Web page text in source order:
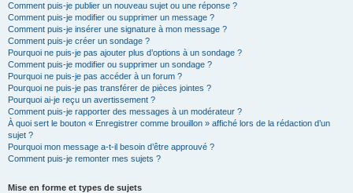
Comment puis-je publier un nouveau sujet ou une réponse ?
Comment puis-je modifier ou supprimer un message ?
Comment puis-je insérer une signature à mon message ?
Comment puis-je créer un sondage ?
Pourquoi ne puis-je pas ajouter plus d’options à un sondage ?
Comment puis-je modifier ou supprimer un sondage ?
Pourquoi ne puis-je pas accéder à un forum ?
Pourquoi ne puis-je pas transférer de pièces jointes ?
Pourquoi ai-je reçu un avertissement ?
Comment puis-je rapporter des messages à un modérateur ?
À quoi sert le bouton « Enregistrer comme brouillon » affiché lors de la rédaction d’un
sujet ?
Pourquoi mon message a-t-il besoin d’être approuvé ?
Comment puis-je remonter mes sujets ?
Mise en forme et types de sujets